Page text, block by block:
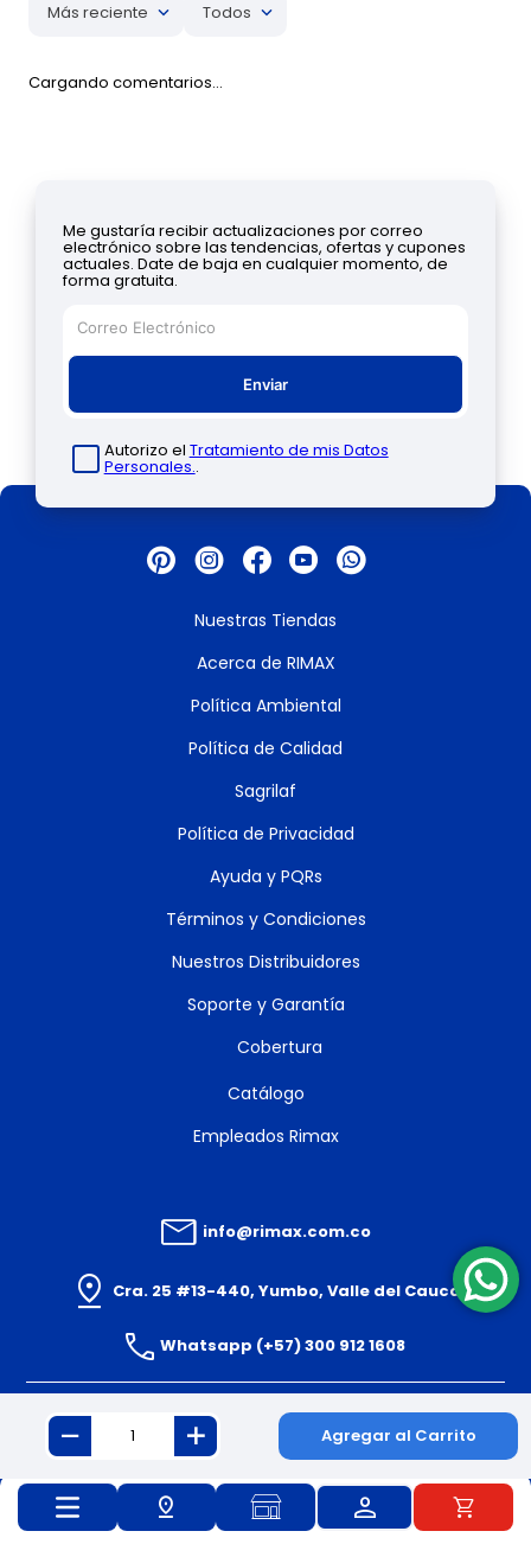
Agregar al Carrito
Más reciente Todos
Cargando comentarios…
Me gustaría recibir actualizaciones por correo
electrónico sobre las tendencias, ofertas y cupones
actuales. Date de baja en cualquier momento, de
forma gratuita.
Enviar
Autorizo el Tratamiento de mis Datos
Personales..
Nuestras Tiendas
Acerca de RIMAX
Política Ambiental
Política de Calidad
Sagrilaf
Política de Privacidad
Ayuda y PQRs
Términos y Condiciones
Nuestros Distribuidores
Soporte y Garantía
Cobertura
Catálogo
Empleados Rimax
info@rimax.com.co
Cra. 25 #13-440, Yumbo, Valle del Cauca
Whatsapp (+57) 300 912 1608
© 2024 PLASTICOS RIMAX S.A.S. Todos los derechos reservados.
Powered By